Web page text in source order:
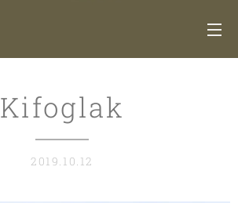
Kifoglak
2019.10.12